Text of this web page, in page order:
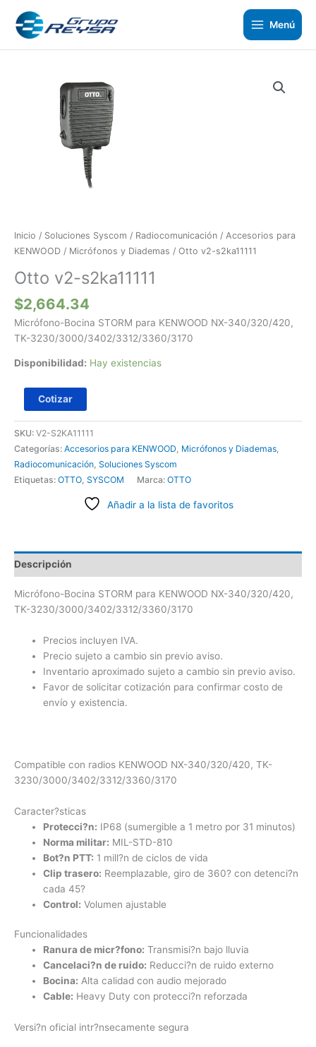
contenido
Menú
Inicio / Soluciones Syscom / Radiocomunicación / Accesorios para
KENWOOD / Micrófonos y Diademas / Otto v2-s2ka11111
Otto v2-s2ka11111
$2,664.34
Micrófono-Bocina STORM para KENWOOD NX-340/320/420,
TK-3230/3000/3402/3312/3360/3170
Disponibilidad: Hay existencias
Cotizar
SKU: V2-S2KA11111
Categorías: Accesorios para KENWOOD, Micrófonos y Diademas,
Radiocomunicación, Soluciones Syscom
Etiquetas: OTTO, SYSCOM Marca: OTTO
Añadir a la lista de favoritos
Descripción
Micrófono-Bocina STORM para KENWOOD NX-340/320/420,
TK-3230/3000/3402/3312/3360/3170
Precios incluyen IVA.
Precio sujeto a cambio sin previo aviso.
Inventario aproximado sujeto a cambio sin previo aviso.
Favor de solicitar cotización para confirmar costo de
envío y existencia.
Compatible con radios KENWOOD NX-340/320/420, TK-
3230/3000/3402/3312/3360/3170
Caracter?sticas
Protecci?n: IP68 (sumergible a 1 metro por 31 minutos)
Norma militar: MIL-STD-810
Bot?n PTT: 1 mill?n de ciclos de vida
Clip trasero: Reemplazable, giro de 360? con detenci?n
cada 45?
Control: Volumen ajustable
Funcionalidades
Ranura de micr?fono: Transmisi?n bajo lluvia
Cancelaci?n de ruido: Reducci?n de ruido externo
Bocina: Alta calidad con audio mejorado
Cable: Heavy Duty con protecci?n reforzada
Versi?n oficial intr?nsecamente segura